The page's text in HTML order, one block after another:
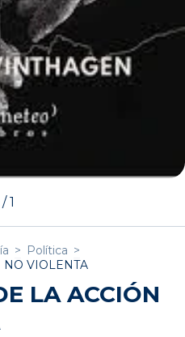
/1
> Política >
NO VIOLENTA
LA ACCIÓN